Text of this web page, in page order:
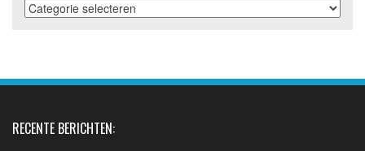
Onderwerpen
RECENTE BERICHTEN: